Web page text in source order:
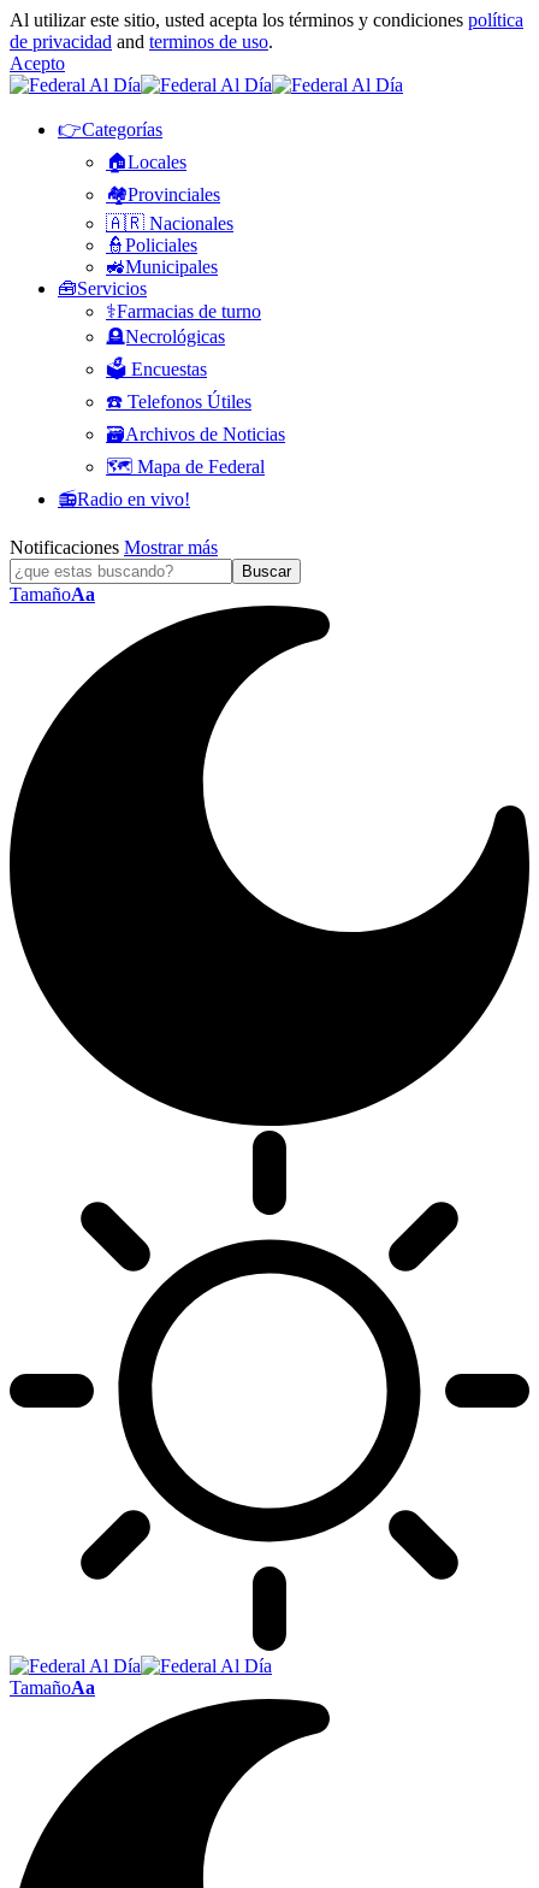
Al utilizar este sitio, usted acepta los términos y condiciones política
de privacidad and terminos de uso.
Acepto
👉Categorías
🏠Locales
🏘️Provinciales
🇦🇷 Nacionales
👮Policiales
🚜Municipales
🧰Servicios
⚕️Farmacias de turno
🪦Necrológicas
🗳️ Encuestas
☎️ Telefonos Útiles
🗃️Archivos de Noticias
🗺️ Mapa de Federal
📻Radio en vivo!
Notificaciones Mostrar más
TamañoAa
TamañoAa